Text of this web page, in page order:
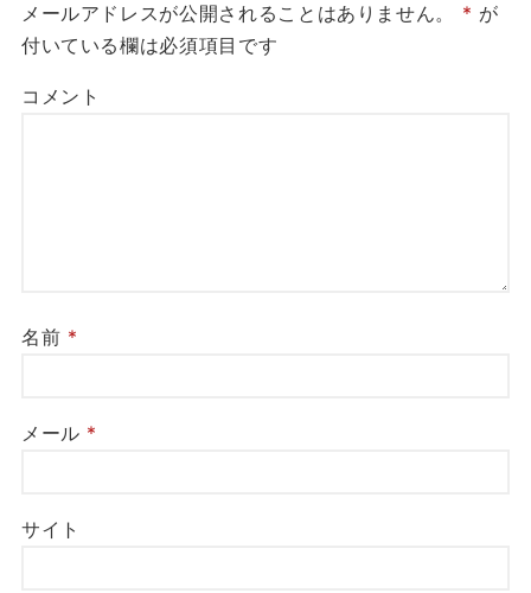
メールアドレスが公開されることはありません。 * が
付いている欄は必須項目です
コメント
名前 *
メール *
サイト